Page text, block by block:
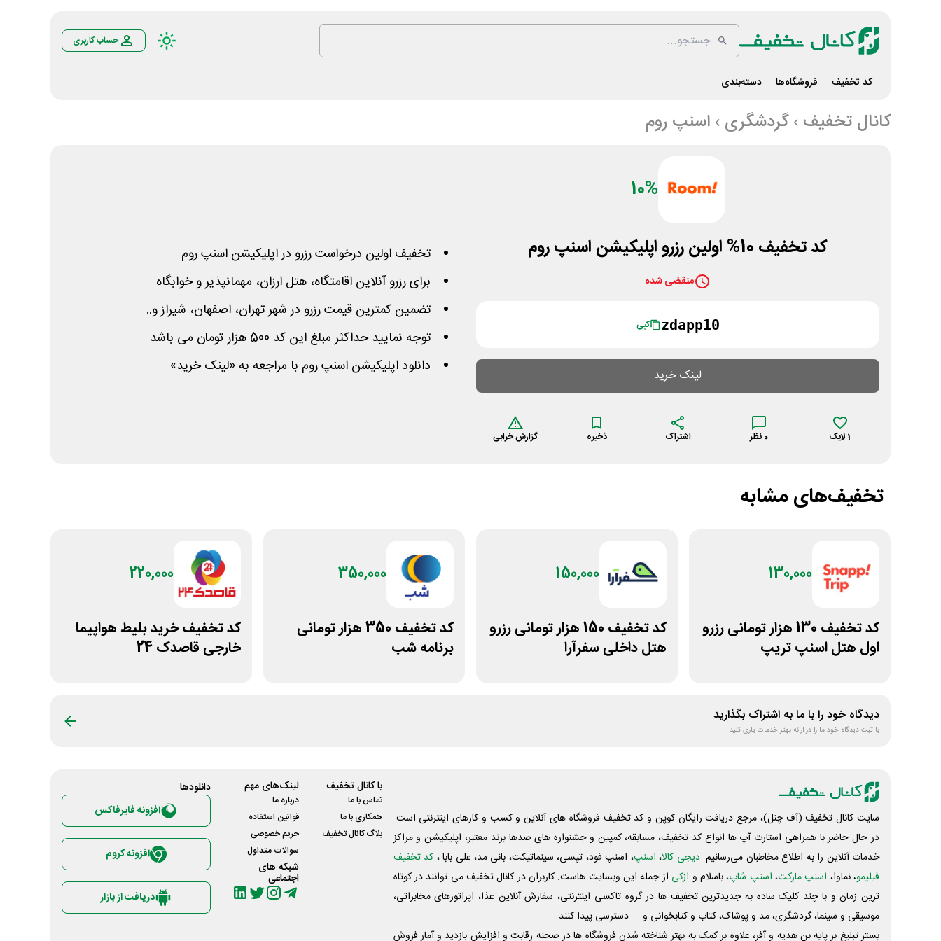
حساب کاربری
کد تخفیف فروشگاه‌ها دسته‌بندی
کانال تخفیف گردشگری اسنپ روم
10%
کد تخفیف 10% اولین رزرو اپلیکیشن اسنپ روم
منقضی شده
zdapp10 کپی
لینک خرید
1 لایک 0 نظر اشتراک ذخیره گزارش خرابی
تخفیف اولین درخواست رزرو در اپلیکیشن اسنپ روم
برای رزرو آنلاین اقامتگاه، هتل ارزان، مهمانپذیر و خوابگاه
تضمین کمترین قیمت رزرو در شهر تهران، اصفهان، شیراز و..
توجه نمایید حداکثر مبلغ این کد 500 هزار تومان می باشد
دانلود اپلیکیشن اسنپ روم با مراجعه به «لینک خرید»
تخفیف‌های مشابه
130,000
کد تخفیف 130 هزار تومانی رزرو
اول هتل اسنپ تریپ
150,000
کد تخفیف 150 هزار تومانی رزرو
هتل داخلی سفرآرا
350,000
کد تخفیف 350 هزار تومانی
برنامه شب
220,000
کد تخفیف خرید بلیط هواپیما
خارجی قاصدک 24
دیدگاه خود را با ما به اشتراک بگذارید
با ثبت دیدگاه خود ما را در ارائه بهتر خدمات یاری کنید
سایت کانال تخفیف (آف چنل)، مرجع دریافت رایگان کوپن و کد تخفیف فروشگاه های آنلاین و کسب و‌ کارهای اینترنتی است.
در حال حاضر با همراهی استارت آپ ها انواع کد تخفیف، مسابقه، کمپین و جشنواره های صدها برند معتبر، اپلیکیشن و مراکز
خدمات آنلاین را به اطلاع مخاطبان می‌رسانیم. دیجی کالا، اسنپ، اسنپ فود، تپسی، سینماتیکت، بانی مد، علی‌ بابا ، کد تخفیف
فیلیمو، نماوا، اسنپ مارکت، اسنپ شاپ، باسلام و ازکی از جمله این وبسایت ‌هاست. کاربران در کانال تخفیف می توانند در کوتاه
ترین زمان و با چند کلیک ساده به جدیدترین تخفیف ها در گروه تاکسی اینترنتی، سفارش آنلاین غذا، اپراتورهای مخابراتی،
موسیقی و سینما، گردشگری، مد و پوشاک، کتاب و کتابخوانی و ... دسترسی پیدا کنند.
بستر تبلیغ بر پایه بن هدیه و آفر، علاوه بر کمک به بهتر شناخته شدن فروشگاه ها در صحنه رقابت و افزایش بازدید و آمار فروش
با کانال تخفیف
تماس با ما
همکاری با ما
بلاگ کانال تخفیف
لینک‌های مهم
درباره ما
قوانین استفاده
حریم خصوصی
سوالات متداول
شبکه های
اجتماعی
دانلود‌ها
افزونه فایرفاکس
افزونه کروم
دریافت از بازار